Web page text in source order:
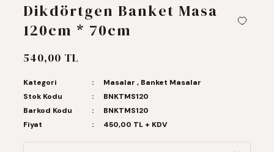
Dikdörtgen Banket Masa
120cm * 70cm
540,00 TL
Kategori Masalar , Banket Masalar
Stok Kodu
BNKTMS120
Barkod Kodu
BNKTMS120
Fiyat
450,00 TL + KDV